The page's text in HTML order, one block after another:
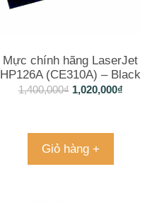
Mực chính hãng LaserJet
HP126A (CE310A) – Black
1,400,000₫ 1,020,000₫
Giỏ hàng +